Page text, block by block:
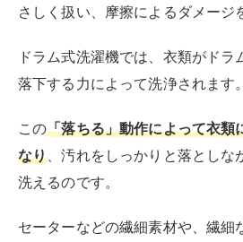
気代がかなり多くかかってしまい
縦型洗濯機に比べて、ドラム式の
ませやすく、効率的な乾燥が可能
雨続きの梅雨や気温の低い冬場、
で花粉の多い時期に外干しできな
の工程でそのまま乾燥までを終え
また、ドラム式洗濯機は低温乾燥